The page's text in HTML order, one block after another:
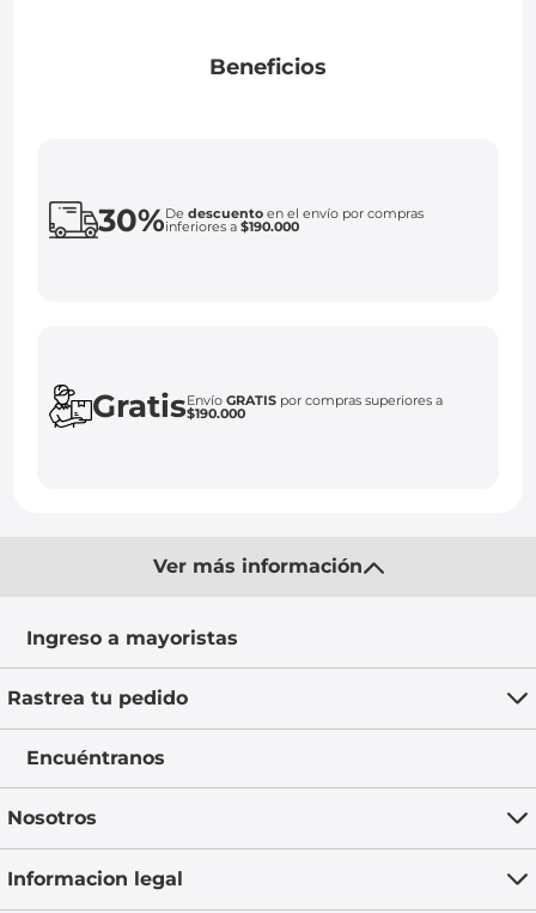
Beneficios
30%Dedescuento en el envío por compras
inferiores a$190.000
GratisEnvíoGRATIS por compras superiores a
$190.000
Ver más información
Ingreso a mayoristas
Rastrea tu pedido
Encuéntranos
Nosotros
Informacion legal